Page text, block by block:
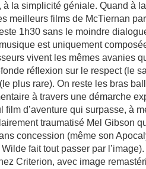
la simplicité géniale. Quand à
meilleurs films de McTiernan
1h30 sans le moindre
est uniquement
vivent les mêmes avanies
réflexion sur le respect (le
plus rare). On reste les bras
à travers une démarche
d’aventure qui surpasse, à
traumatisé Mel Gibson
concession (même son
fait tout passer par
Criterion, avec image